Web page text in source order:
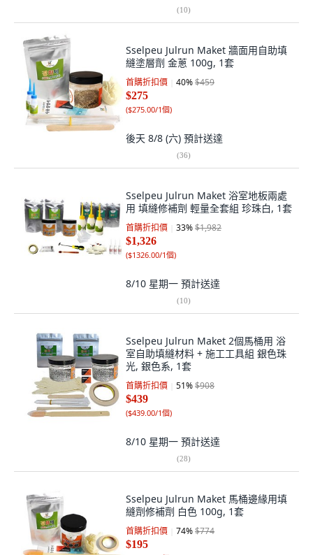
(10)
Sselpeu Julrun Maket 牆面用自助填
縫塗層劑 金蔥 100g, 1套
首購折扣價 40%$459
$275
($275.00/1個)
後天 8/8 (六) 預計送達
(36)
Sselpeu Julrun Maket 浴室地板兩處
用 填縫修補劑 輕量全套組 珍珠白, 1套
首購折扣價 33%$1,982
$1,326
($1326.00/1個)
8/10 星期一 預計送達
(10)
Sselpeu Julrun Maket 2個馬桶用 浴
室自助填縫材料 + 施工工具組 銀色珠
光, 銀色系, 1套
首購折扣價 51%$908
$439
($439.00/1個)
8/10 星期一 預計送達
(28)
Sselpeu Julrun Maket 馬桶邊緣用填
縫劑修補劑 白色 100g, 1套
首購折扣價 74%$774
$195